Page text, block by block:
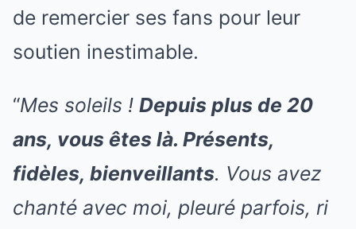
de remercier ses fans pour leur
soutien inestimable.
“Mes soleils ! Depuis plus de 20
ans, vous êtes là. Présents,
fidèles, bienveillants. Vous avez
chanté avec moi, pleuré parfois, ri